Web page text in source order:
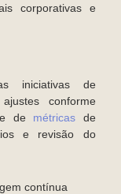
corporativas e
iniciativas de
conforme
de métricas de
e revisão do
contínua